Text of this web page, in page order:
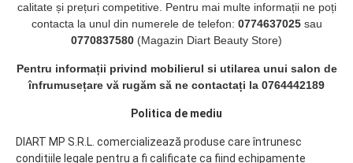
calitate și prețuri competitive. Pentru mai multe informații ne poți
contacta la unul din numerele de telefon: 0774637025 sau
0770837580 (Magazin Diart Beauty Store)
Pentru informații privind mobilierul si utilarea unui salon de
înfrumusețare vă rugăm să ne contactați la 0764442189
Politica de mediu
DIART MP S.R.L. comercializează produse care întrunesc
condițiile legale pentru a fi calificate ca fiind echipamente